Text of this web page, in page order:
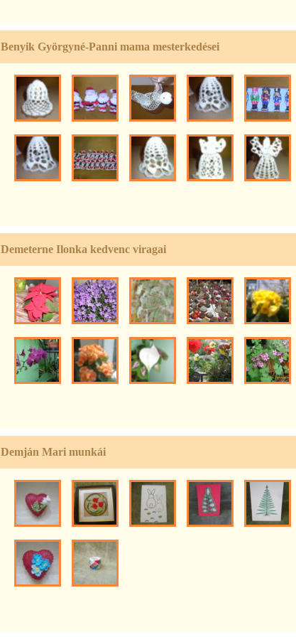
Benyik Györgyné-Panni mama mesterkedései
Demeterne Ilonka kedvenc viragai
Demján Mari munkái